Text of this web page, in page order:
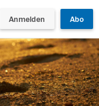
Anmelden Abo